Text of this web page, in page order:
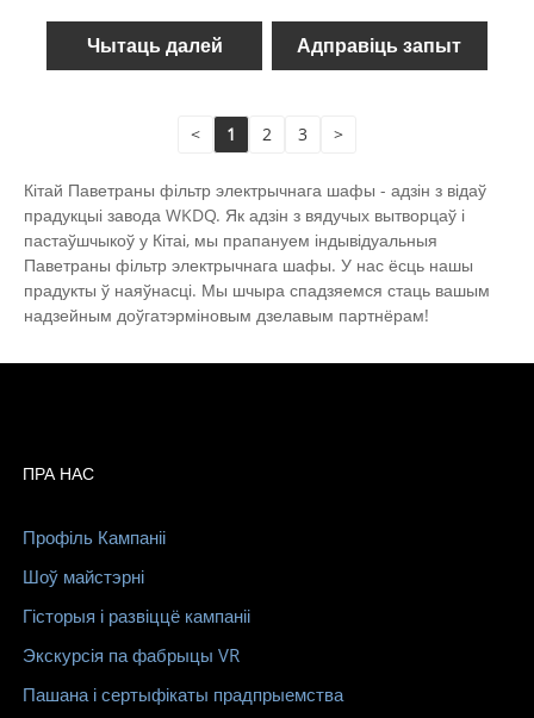
Чытаць далей Адправіць запыт
< 1 2 3 >
Кітай Паветраны фільтр электрычнага шафы - адзін з відаў
прадукцыі завода WKDQ. Як адзін з вядучых вытворцаў і
пастаўшчыкоў у Кітаі, мы прапануем індывідуальныя
Паветраны фільтр электрычнага шафы. У нас ёсць нашы
прадукты ў наяўнасці. Мы шчыра спадзяемся стаць вашым
надзейным доўгатэрміновым дзелавым партнёрам!
ПРА НАС
Профіль Кампаніі
Шоў майстэрні
Гісторыя і развіццё кампаніі
Экскурсія па фабрыцы VR
Пашана і сертыфікаты прадпрыемства